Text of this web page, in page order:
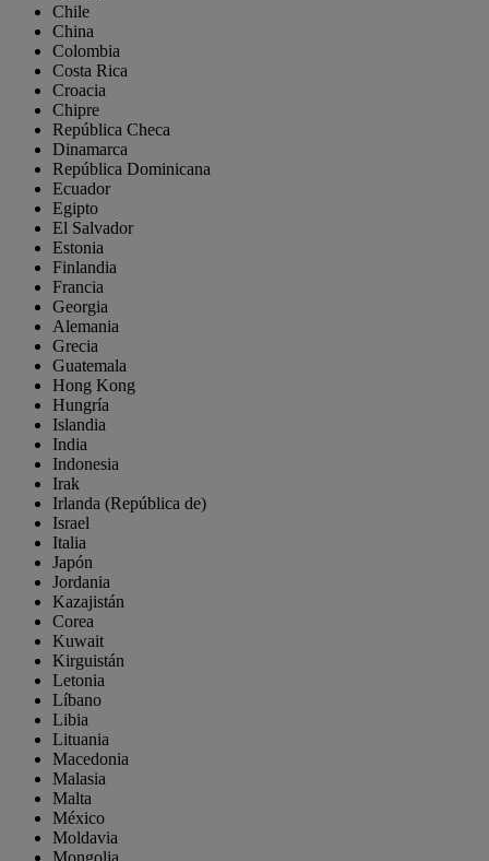
Chile
China
Colombia
Costa Rica
Croacia
Chipre
República Checa
Dinamarca
República Dominicana
Ecuador
Egipto
El Salvador
Estonia
Finlandia
Francia
Georgia
Alemania
Grecia
Guatemala
Hong Kong
Hungría
Islandia
India
Indonesia
Irak
Irlanda (República de)
Israel
Italia
Japón
Jordania
Kazajistán
Corea
Kuwait
Kirguistán
Letonia
Líbano
Libia
Lituania
Macedonia
Malasia
Malta
México
Moldavia
Mongolia